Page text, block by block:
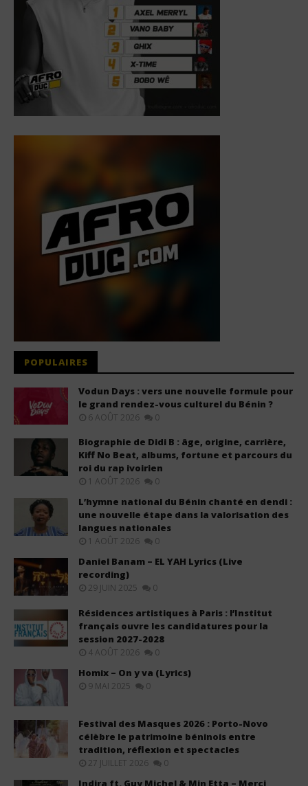
POPULAIRES
Vodun Days : vers une nouvelle formule pour
le grand rendez-vous culturel du Bénin ?
6 AOÛT 2026 0
Biographie de Didi B : âge, origine, carrière,
Kiff No Beat, albums, fortune et parcours du
roi du rap ivoirien
1 AOÛT 2026 0
L’hymne national du Bénin chanté en dendi :
une nouvelle étape dans la valorisation des
langues nationales
1 AOÛT 2026 0
Daniel Banam – EL YAH Lyrics (Live
recording)
29 JUIN 2025 0
Résidences artistiques à Paris : l’Institut
français ouvre les candidatures pour la
session 2027-2028
4 AOÛT 2026 0
Homix – On y va (Lyrics)
9 MAI 2025 0
Festival des Masques 2026 : Porto-Novo
célèbre le patrimoine béninois entre
tradition, réflexion et spectacles
27 JUILLET 2026 0
Indira ft. Guy Michel & Min Etta – Merci